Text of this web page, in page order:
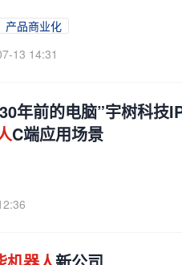
产品商业化
13 14:31
年前的电脑”宇树科技
C端应用场景